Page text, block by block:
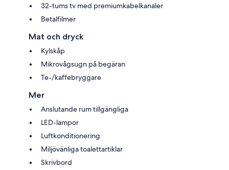
32-tums tv med premiumkabelkanaler
Betalfilmer
Mat och dryck
Kylskåp
Mikrovågsugn på begäran
Te-/kaffebryggare
Mer
Anslutande rum tillgängliga
LED-lampor
Luftkonditionering
Miljövänliga toalettartiklar
Skrivbord